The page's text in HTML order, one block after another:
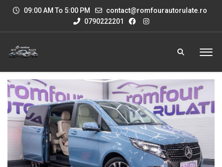
09:00 AM To 5:00 PM
contact@romfourautorulate.ro
0790222201